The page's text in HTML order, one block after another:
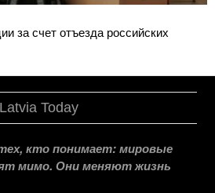
за счет отъезда российских
Latvia Today
кто понимает: мировые
мимо. Они меняют жизнь